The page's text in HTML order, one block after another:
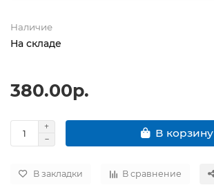
Наличие
На складе
380.00р.
В корзину
В закладки В сравнение